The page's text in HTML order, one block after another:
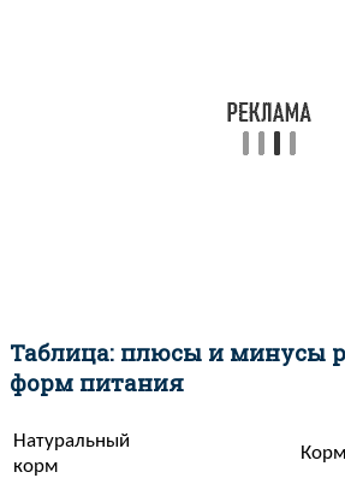
Таблица: плюсы и минусы
форм питания
Натуральный
корм